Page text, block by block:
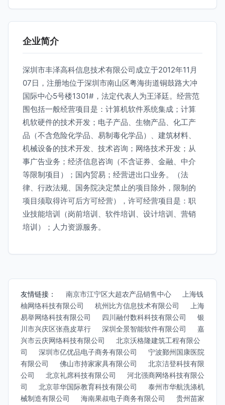
企业简介
深圳市丰泽高科信息技术有限公司成立于2012年11月
07日，注册地位于深圳市南山区粤海街道铜鼓路大冲
国际中心5号楼1301#，法定代表人为王泽廷。经营范
围包括一般经营项目是：计算机软件系统集成；计算
机软硬件的技术开发；电子产品、生物产品、化工产
品（不含危险化学品、易制毒化学品）、建筑材料、
机械设备的技术开发、技术咨询；网络技术开发；从
事广告业务；经济信息咨询（不含证券、金融、中介
等限制项目）；国内贸易；经营进出口业务。（法
律、行政法规、国务院决定禁止的项目除外，限制的
项目须取得许可后方可经营），许可经营项目是：职
业技能培训（岗前培训、软件培训、设计培训、营销
培训）；人力资源服务。
友情链接： 南京市江宁区大超农产品销售中心
上海钱
柚网络科技有限公司
杭州比方信息技术有限公司
上海
易举网络科技有限公司
四川融付数科科技有限公司
银
川市兴庆区张燕皮草行
深圳全景智能软件有限公司
嘉
兴市云庆网络科技有限公司
北京沃格隆建筑工程有限公
司
深圳市亿优品电子商务有限公司
宁波鄞州国康医院
有限公司
佛山市持家家具有限公司
北京洁登科技有限
公司
北京礼席科技有限公司
河北强商网络科技有限公
司
北京菲华国际教育科技有限公司
泰州市华航洗涤机
械制造有限公司
海南果叔电子商务有限公司
贵州苗家